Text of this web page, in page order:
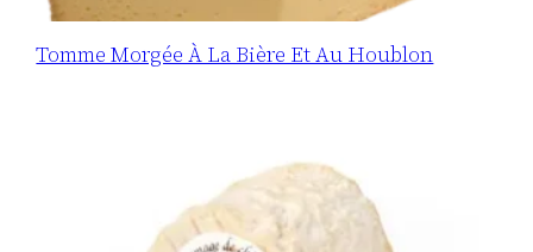
Tomme Morgée À La Bière Et Au Houblon